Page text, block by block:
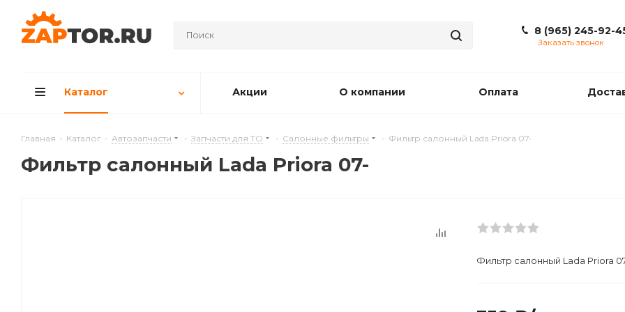
8 (965) 245-92-
Заказать звонок
Каталог Акции О компании Оплата
Главная - Каталог - Автозапчасти - Запчасти для ТО - Салонные фильтры - Фильтр салонный Lada Priora 07-
Фильтр салонный Lada Priora 07-
Фильтр салонный Lada Priora